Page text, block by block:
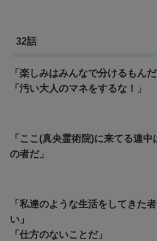
32話
「楽しみはみんなで分けるもんだ
「汚い大人のマネをするな！」
「ここ(真央霊術院)に来てる連
の者だ」
「私達のような生活をしてきた
い」
「仕方のないことだ」